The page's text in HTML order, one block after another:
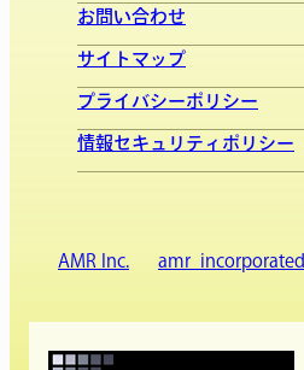
お問い合わせ
サイトマップ
プライバシーポリシー
情報セキュリティポリシー
AMR Inc. amr_incorporated